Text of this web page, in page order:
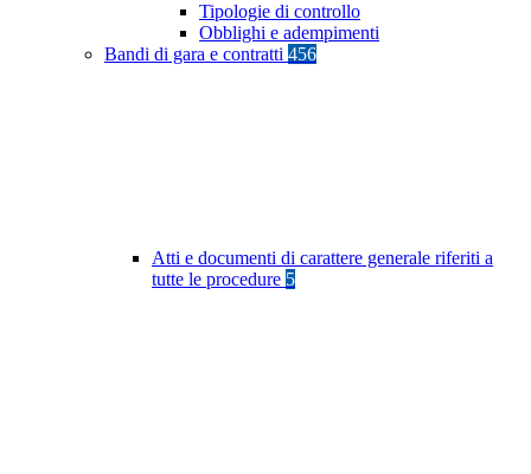
Tipologie di controllo
Obblighi e adempimenti
Bandi di gara e contratti 456
Atti e documenti di carattere generale riferiti a
tutte le procedure 5